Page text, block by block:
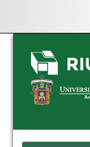
Skip
navigation